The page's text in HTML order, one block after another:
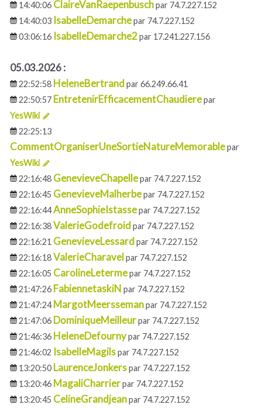
14:40:06 ClaireVanRaepenbuschpar 74.7.227.152
14:40:03 IsabelleDemarchepar 74.7.227.152
03:06:16 IsabelleDemarche2par 17.241.227.156
05.03.2026 :
22:52:58 HeleneBertrand par 66.249.66.41
22:50:57 EntretenirEfficacementChaudierepar
YesWiki
22:25:13
CommentOrganiserUneSortieNatureMemorablepar
YesWiki
22:16:48 GenevieveChapellepar 74.7.227.152
22:16:45 GenevieveMalherbepar 74.7.227.152
22:16:44AnneSophieIstassepar 74.7.227.152
22:16:38ValerieGodefroid par 74.7.227.152
22:16:21 GenevieveLessard par 74.7.227.152
22:16:18ValerieCharavel par 74.7.227.152
22:16:05 CarolineLetermepar 74.7.227.152
21:47:26 FabiennetaskiN par 74.7.227.152
21:47:24 MargotMeerssemanpar 74.7.227.152
21:47:06 DominiqueMeilleurpar 74.7.227.152
21:46:36 HeleneDefournypar 74.7.227.152
21:46:02 IsabelleMagilspar 74.7.227.152
13:20:50 LaurenceJonkerspar 74.7.227.152
13:20:46 MagaliCharrierpar 74.7.227.152
13:20:45 CelineGrandjeanpar 74.7.227.152